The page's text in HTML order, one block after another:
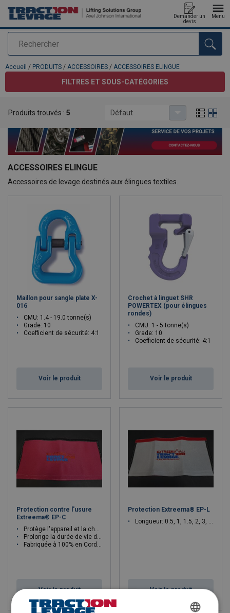
Rechercher
Demander un
devis
Menu
Ajouté au panier
Accueil / PRODUITS / ACCESSOIRES / ACCESSOIRES ELINGUE
FILTRES ET SOUS-CATÉGORIES
ACCESSOIRES ELINGUE
Accessoires de levage destinés aux élingues textiles.
Produits trouvés : 5 Défaut
Maillon pour sangle plate X-
016
CMU: 1.4 - 19.0 tonne(s)
Grade: 10
Coefficient de sécurité: 4:1
Voir le produit
Crochet à linguet SHR
POWERTEX (pour élingues
rondes)
CMU: 1 - 5 tonne(s)
Grade: 10
Coefficient de sécurité: 4:1
Voir le produit
Protection contre l'usure
Extreema® EP-C
Protège l'appareil et la charge à soulever
Prolonge la durée de vie de vos élingues
Fabriquée à 100% en Cordura®
Voir le produit
Protection Extreema® EP-L
Longueur: 0.5, 1, 1.5, 2, 3, 5, 4 m
Voir le produit